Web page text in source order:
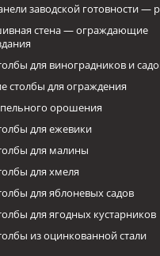
заводской готовности —
стена — ограждающие
для виноградников и
столбы для ограждения
орошения
для ежевики
для малины
для хмеля
для яблоневых садов
для ягодных кустарников
из оцинкованной стали